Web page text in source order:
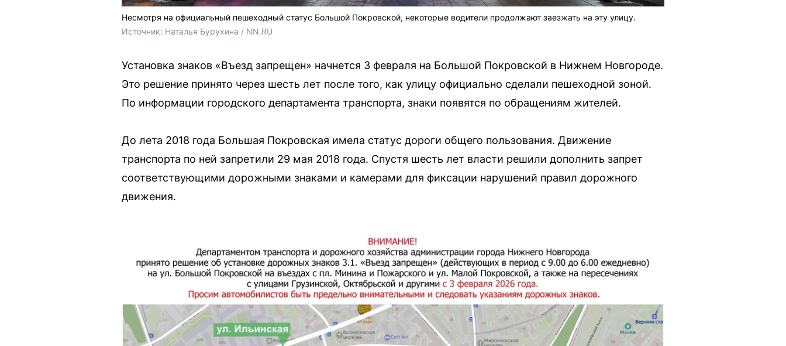
Несмотря на официальный пешеходный статус Большой Покровской, некоторые водители продолжают заезжать на эту улицу.
Источник: Наталья Бурухина / NN.RU
Установка знаков «Въезд запрещен» начнется 3 февраля на Большой Покровской в Нижнем Новгороде.
Это решение принято через шесть лет после того, как улицу официально сделали пешеходной зоной.
По информации городского департамента транспорта, знаки появятся по обращениям жителей.
До лета 2018 года Большая Покровская имела статус дороги общего пользования. Движение
транспорта по ней запретили 29 мая 2018 года. Спустя шесть лет власти решили дополнить запрет
соответствующими дорожными знаками и камерами для фиксации нарушений правил дорожного
движения.